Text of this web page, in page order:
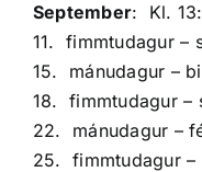
September: Kl.
11. fimmtudagur –
15. mánudagur –
18. fimmtudagur –
22. mánudagur –
25. fimmtudagur